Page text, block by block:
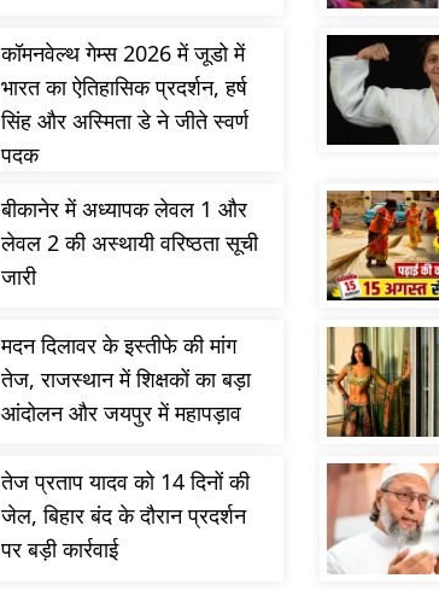
कॉमनवेल्थ गेम्स 2026 में जूडो में
भारत का ऐतिहासिक प्रदर्शन, हर्ष
सिंह और अस्मिता डे ने जीते स्वर्ण
पदक
बीकानेर में अध्यापक लेवल 1 और
लेवल 2 की अस्थायी वरिष्ठता सूची
जारी
मदन दिलावर के इस्तीफे की मांग
तेज, राजस्थान में शिक्षकों का बड़ा
आंदोलन और जयपुर में महापड़ाव
तेज प्रताप यादव को 14 दिनों की
जेल, बिहार बंद के दौरान प्रदर्शन
पर बड़ी कार्रवाई